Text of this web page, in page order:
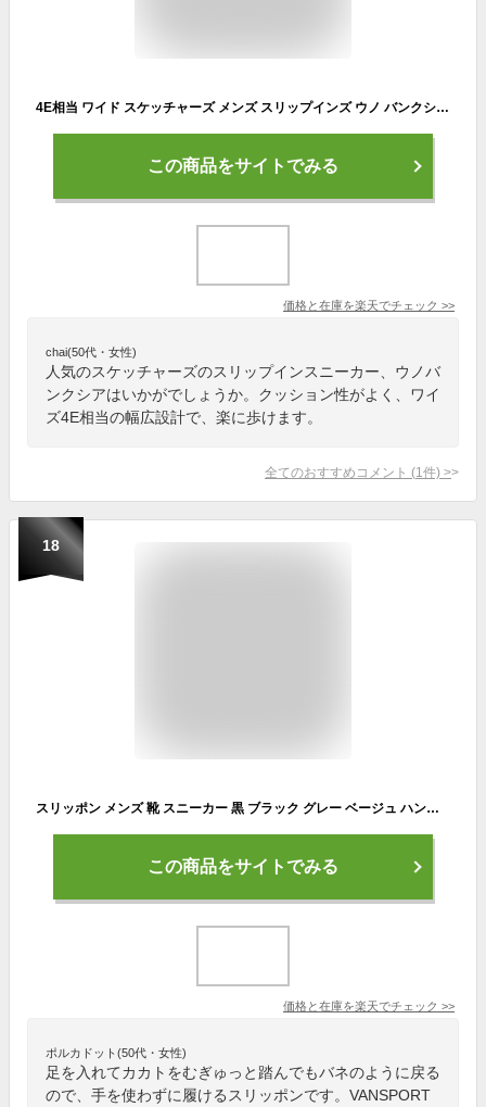
4E相当 ワイド スケッチャーズ メンズ スリップインズ ウノ バンクシア UNO スニーカー シューズ 紐靴 ローカット かがまず履ける ハンズフリーシューズ ホワイト 白 ブラック 黒 ネイビー 送料無料 SKECHERS 183022W
この商品をサイトでみる
価格と在庫を楽天でチェック >>
chai(50代・女性)
人気のスケッチャーズのスリップインスニーカー、ウノバ
ンクシアはいかがでしょうか。クッション性がよく、ワイ
ズ4E相当の幅広設計で、楽に歩けます。
全てのおすすめコメント (1 件) >
18
スリッポン メンズ 靴 スニーカー 黒 ブラック グレー ベージュ ハンズフリー 履きやすい サッと履ける 軽量 軽い 疲れない 歩きやすい かっこいい おしゃれ 人気 ジム スポーツ 運動 かがまない 手を使わない クッション スリップインズ ヴァンスポーツ VANSPORT VA500
この商品をサイトでみる
価格と在庫を楽天でチェック >>
ポルカドット(50代・女性)
足を入れてカカトをむぎゅっと踏んでもバネのように戻る
ので、手を使わずに履けるスリッポンです。VANSPORT